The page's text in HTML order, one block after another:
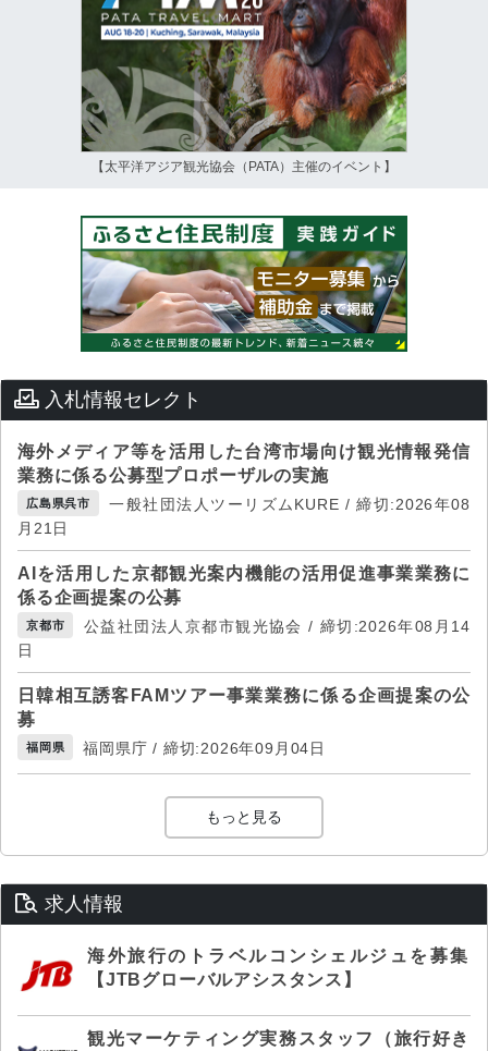
【太平洋アジア観光協会（PATA）主催のイベント】
入札情報セレクト
海外メディア等を活用した台湾市場向け観光情報発信
業務に係る公募型プロポーザルの実施
広島県呉市
一般社団法人ツーリズムKURE / 締切:2026年08
月21日
AIを活用した京都観光案内機能の活用促進事業業務に
係る企画提案の公募
京都市
公益社団法人京都市観光協会 / 締切:2026年08月14
日
日韓相互誘客FAMツアー事業業務に係る企画提案の公
募
福岡県 福岡県庁 / 締切:2026年09月04日
もっと見る
求人情報
海外旅行のトラベルコンシェルジュを募集
【JTBグローバルアシスタンス】
観光マーケティング実務スタッフ（旅行好き